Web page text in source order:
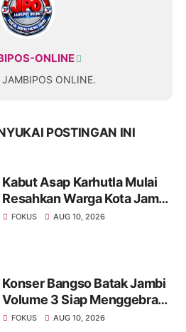
ONLINE
JAMBIPOS ONLINE.
POSTINGAN INI
Kabut Asap Karhutla Mulai
Resahkan Warga Kota Jambi,
Pemadaman di Sungai
FOKUS AUG 10, 2026
Konser Bangso Batak Jambi
Volume 3 Siap Menggebrak!
Menampilkan Marsada Band
FOKUS AUG 10, 2026